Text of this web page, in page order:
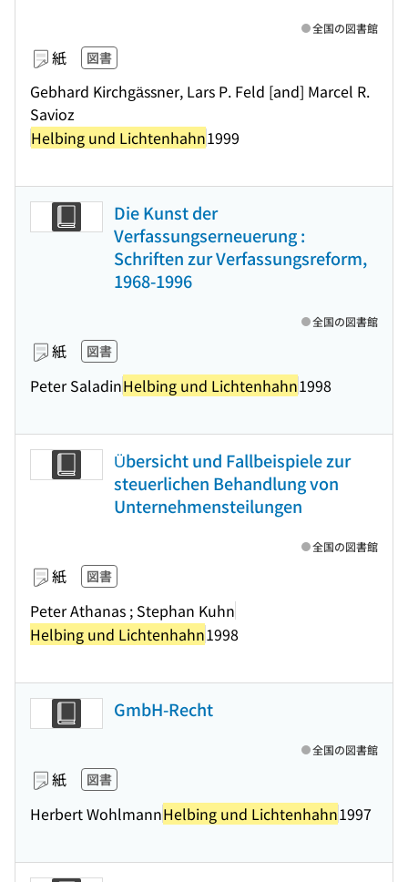
紙 図書
Gebhard Kirchgässner, Lars P. Feld [and] Marcel R.
Savioz
Helbing und Lichtenhahn1999
全国の図書館
Die Kunst der
Verfassungserneuerung :
Schriften zur Verfassungsreform,
1968-1996
紙 図書
Peter SaladinHelbing und Lichtenhahn1998
全国の図書館
Übersicht und Fallbeispiele zur
steuerlichen Behandlung von
Unternehmensteilungen
紙 図書
Peter Athanas ; Stephan Kuhn
Helbing und Lichtenhahn1998
全国の図書館
GmbH-Recht
紙 図書
Herbert WohlmannHelbing und Lichtenhahn1997
全国の図書館